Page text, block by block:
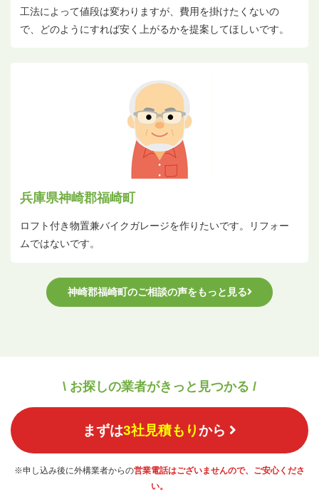
工法によって値段は変わりますが、費用を掛けたくないの
で、どのようにすれば安く上がるかを提案してほしいです。
兵庫県神崎郡福崎町
ロフト付き物置兼バイクガレージを作りたいです。リフォー
ムではないです。
神崎郡福崎町のご相談の声をもっと見る
\ お探しの業者がきっと見つかる /
まずは3社見積もりから
※申し込み後に外構業者からの営業電話はございませんので、ご安心くださ
い。